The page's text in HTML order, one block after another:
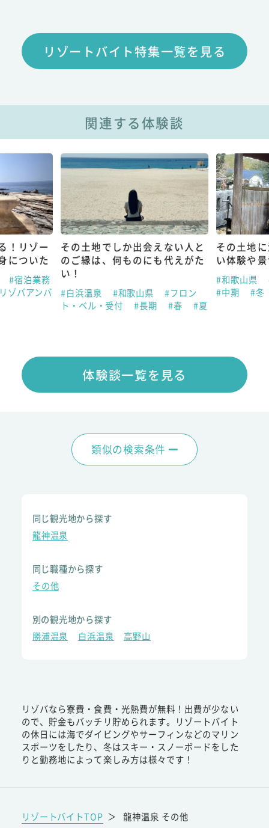
リゾートバイト特集一覧を見る
関連する体験談
！リゾー
についた
#宿泊業務
ゾバアンバ
その土地でしか出会えない人と
のご縁は、何ものにも代えがた
い！
#白浜温泉 #和歌山県
#フロン
ト・ベル・受付
#長期 #春 #夏
その土地
い体験や
#和歌山県
#中期
#冬
体験談一覧を見る
類似の検索条件
同じ観光地から探す
龍神温泉
同じ職種から探す
その他
別の観光地から探す
勝浦温泉
白浜温泉 高野山
リゾバなら寮費・食費・光熱費が無料！出費が少ない
ので、貯金もバッチリ貯められます。リゾートバイト
の休日には海でダイビングやサーフィンなどのマリン
スポーツをしたり、冬はスキー・スノーボードをした
りと勤務地によって楽しみ方は様々です！
リゾートバイトTOP ＞ 龍神温泉 その他